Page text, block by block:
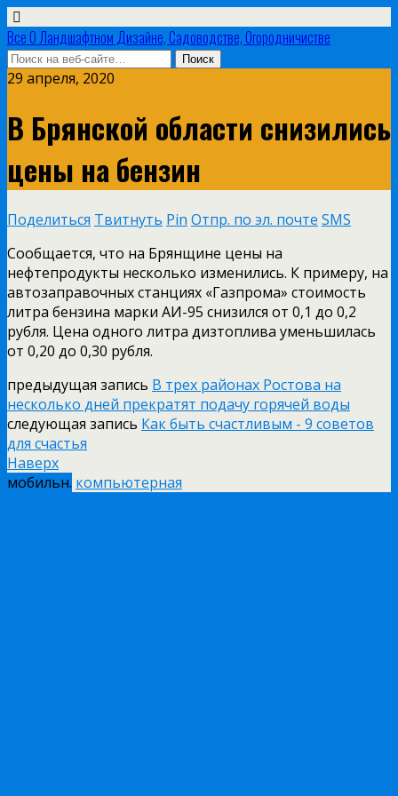
Все О Ландшафтном Дизайне, Садоводстве, Огородничистве
29 апреля, 2020
В Брянской области снизились
цены на бензин
Поделиться Твитнуть Pin Отпр. по эл. почте SMS
Сообщается, что на Брянщине цены на
нефтепродукты несколько изменились. К примеру, на
автозаправочных станциях «Газпрома» стоимость
литра бензина марки АИ-95 снизился от 0,1 до 0,2
рубля. Цена одного литра дизтоплива уменьшилась
от 0,20 до 0,30 рубля.
предыдущая запись В трех районах Ростова на
несколько дней прекратят подачу горячей воды
следующая запись Как быть счастливым - 9 советов
для счастья
Наверх
мобильн. компьютерная